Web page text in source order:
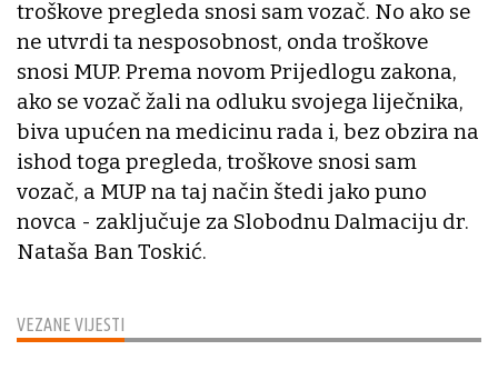
VEZANE VIJESTI
troškove pregleda snosi sam vozač. No ako se
ne utvrdi ta nesposobnost, onda troškove
snosi MUP. Prema novom Prijedlogu zakona,
ako se vozač žali na odluku svojega liječnika,
biva upućen na medicinu rada i, bez obzira na
ishod toga pregleda, troškove snosi sam
vozač, a MUP na taj način štedi jako puno
novca - zaključuje za Slobodnu Dalmaciju dr.
Nataša Ban Toskić.